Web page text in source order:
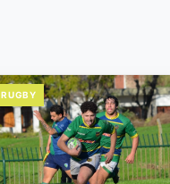
RUGBY